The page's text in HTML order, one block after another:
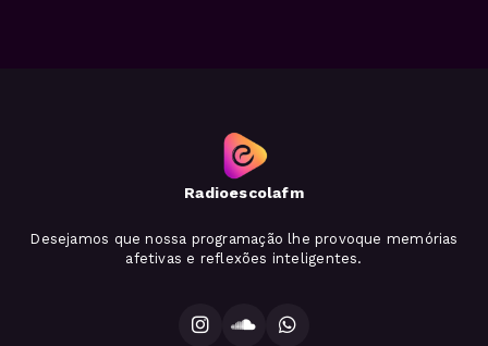
Radioescolafm
Desejamos que nossa programação lhe provoque memórias
afetivas e reflexões inteligentes.